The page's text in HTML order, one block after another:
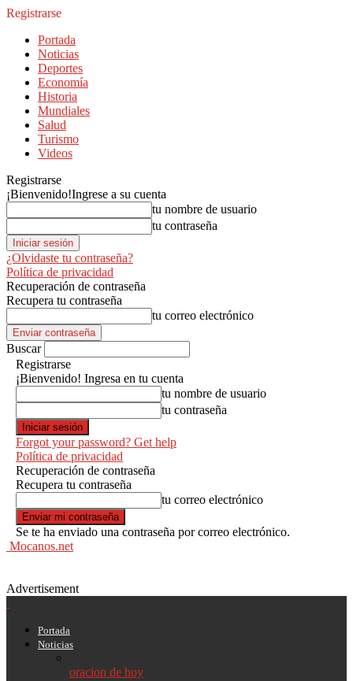
Registrarse
Portada
Noticias
Deportes
Economía
Historia
Mundiales
Salud
Turismo
Videos
Registrarse
¡Bienvenido!Ingrese a su cuenta
tu nombre de usuario
tu contraseña
¿Olvidaste tu contraseña?
Política de privacidad
Recuperación de contraseña
Recupera tu contraseña
tu correo electrónico
Buscar
Registrarse
¡Bienvenido! Ingresa en tu cuenta
tu nombre de usuario
tu contraseña
Forgot your password? Get help
Política de privacidad
Recuperación de contraseña
Recupera tu contraseña
tu correo electrónico
Se te ha enviado una contraseña por correo electrónico.
Mocanos.net
Advertisement
Portada
Noticias
oracion de hoy